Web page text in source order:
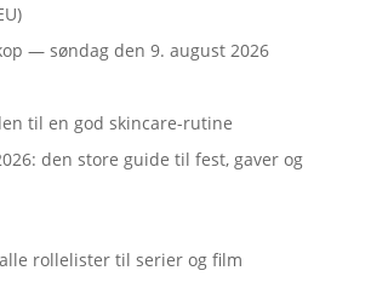
— søndag den 9. august 2026
til en god skincare-rutine
den store guide til fest, gaver og
rollelister til serier og film